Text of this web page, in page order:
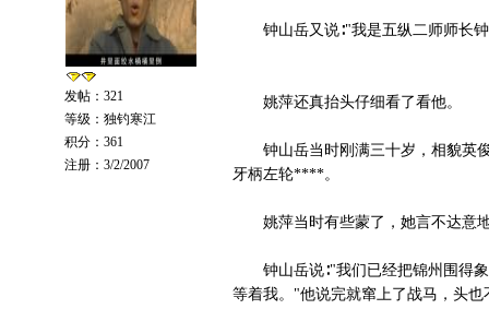
发帖：321
等级：独钓寒江
积分：361
注册：3/2/2007
钟山岳又说∶"我是五纵二师师长钟
姚萍还真抬头仔细看了看他。
钟山岳当时刚满三十岁，相貌英俊
牙柄左轮****。
姚萍当时有些蒙了，她言不达意
钟山岳说∶"我们已经把锦州围得象
等着我。"他说完就窜上了战马，头也